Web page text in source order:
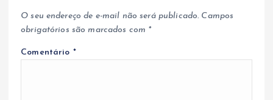
O seu endereço de e-mail não será publicado. Campos
obrigatórios são marcados com *
Comentário *